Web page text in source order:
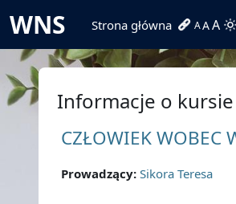
WNS Strona główna AAA
Informacje o kursie
CZŁOWIEK WOBEC
Prowadzący: Sikora Teresa